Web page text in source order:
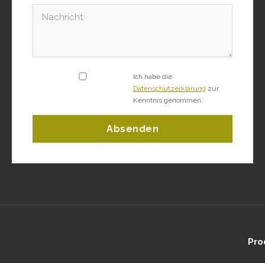
Ich habe die
Datenschutzerklärung zur
Kenntnis genommen.
Absenden